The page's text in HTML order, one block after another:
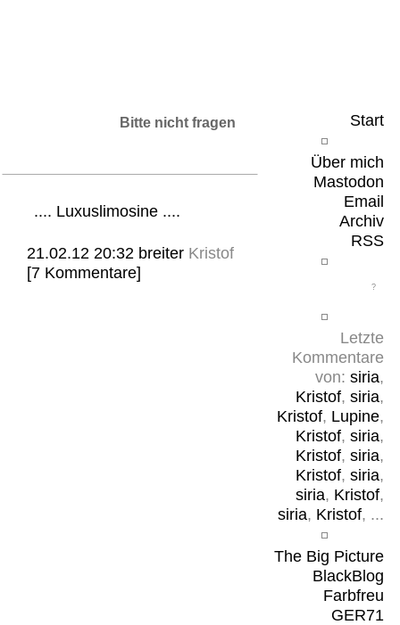
Start
Über mich
Mastodon
Email
Archiv
RSS
Letzte
Kommentare
von: siria,
Kristof, siria,
Kristof, Lupine,
Kristof, siria,
Kristof, siria,
Kristof, siria,
siria, Kristof,
siria, Kristof, ...
The Big Picture
BlackBlog
Farbfreu
GER71
Bitte nicht fragen
.... Luxuslimosine ....
21.02.12 20:32 breiter Kristof
[7 Kommentare]